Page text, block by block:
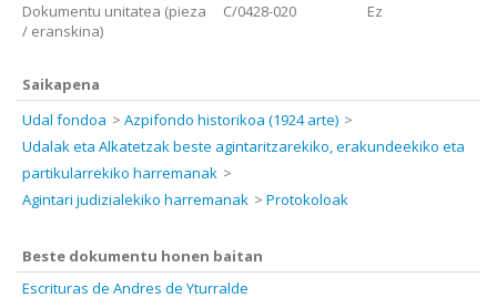
Dokumentu unitatea (pieza
/ eranskina)
C/0428-020 Ez
Saikapena
Udal fondoa
Azpifondo historikoa (1924 arte)
Udalak eta Alkatetzak beste agintaritzarekiko, erakundeekiko eta
partikularrekiko harremanak
Agintari judizialekiko harremanak
Protokoloak
Beste dokumentu honen baitan
Escrituras de Andres de Yturralde